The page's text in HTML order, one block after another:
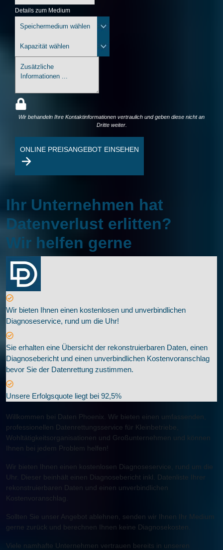
Details zum Medium
Wir behandeln Ihre Kontaktinformationen vertraulich und geben diese nicht an
Dritte weiter.
ONLINE PREISANGEBOT EINSEHEN
Ihr Unternehmen hat
Datenverlust erlitten?
Wir helfen gerne
Wir bieten Ihnen einen kostenlosen und unverbindlichen
Diagnoseservice, rund um die Uhr!
Sie erhalten eine Übersicht der rekonstruierbaren Daten, einen
Diagnosebericht und einen unverbindlichen Kostenvoranschlag
bevor Sie der Datenrettung zustimmen.
Unsere Erfolgsquote liegt bei 92,5%
Willkommen bei Daten Phoenix. Wir bieten einen umfassenden,
professionellen Datenrettungsservice für Kleinbetriebe,
Wohltätigkeitsorganisationen und Großunternehmen und können
Ihnen bei jedem Problem helfen!
Wir bieten Ihnen einen kostenlosen Diagnoseservice, rund um die
Uhr. Dieser beinhält einen Diagnosebericht inkl. Datenliste Ihrer
rekonstruierbaren Daten und einen unverbindlichen
Kostenvoranschlag.
Sollten Sie unser Angebot ablehnen, senden wir Ihnen Ihr Medium
gerne zurück und berechnen Ihnen keine Diagnosekosten.
Viele namhafte Unternehmen vertrauen bereits in unseren